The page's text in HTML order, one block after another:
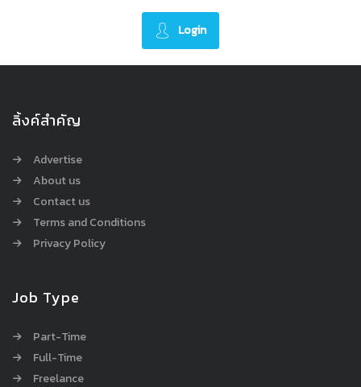
Login
ลิ้งค์สำคัญ
Advertise
About us
Contact us
Terms and Conditions
Privacy Policy
Job Type
Part-Time
Full-Time
Freelance